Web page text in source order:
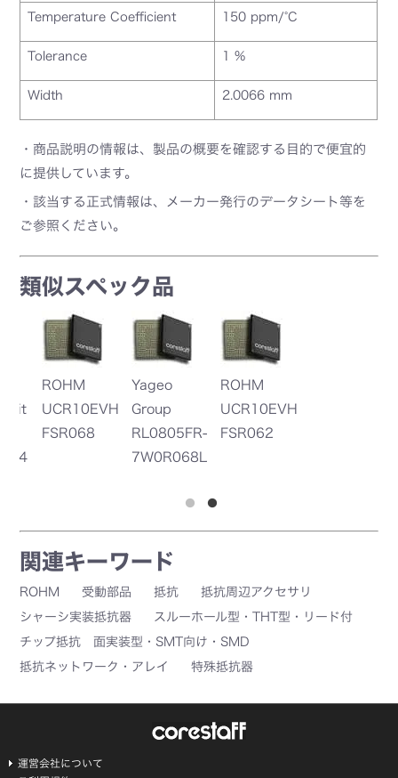
Temperature Coefficient 150 ppm/°C
Tolerance 1 %
Width 2.0066 mm
・商品説明の情報は、製品の概要を確認する目的で便宜的
に提供しています。
・該当する正式情報は、メーカー発行のデータシート等を
ご参照ください。
類似スペック品
Yageo
Group
RL0805FR-
7W0R068L
ROHM
UCR10EVH
FSR062
関連キーワード
ROHM 受動部品 抵抗
抵抗周辺アクセサリ
シャーシ実装抵抗器
スルーホール型・THT型・リード付
チップ抵抗 面実装型・SMT向け・SMD
抵抗ネットワーク・アレイ
特殊抵抗器
運営会社について